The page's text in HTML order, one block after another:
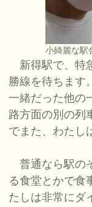
小綺麗な駅
新得駅で、特
勝線を待ちます
一緒だった他の
路方面の別の列
でまた、わたし
普通なら駅の
る食堂とかで食
たしは非常にダ